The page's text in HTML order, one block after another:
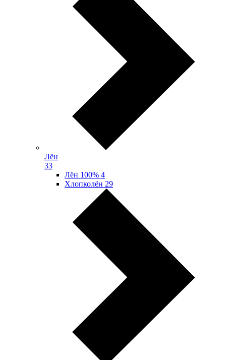
Лён
33
Лён 100% 4
Хлопколён 29